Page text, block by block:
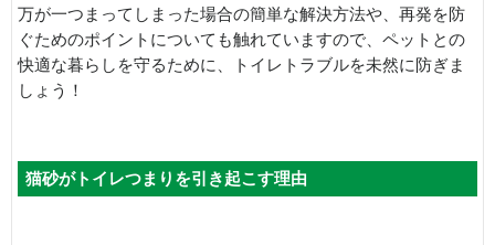
万が一つまってしまった場合の簡単な解決方法や、再発を防
ぐためのポイントについても触れていますので、ペットとの
快適な暮らしを守るために、トイレトラブルを未然に防ぎま
しょう！
猫砂がトイレつまりを引き起こす理由